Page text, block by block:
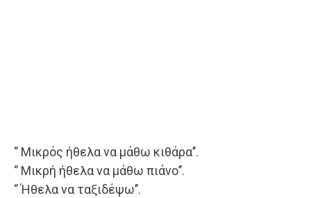
‘’ Μικρός ήθελα να μάθω κιθάρα’’.
‘’ Μικρή ήθελα να μάθω πιάνο’’.
‘’ Ήθελα να ταξιδέψω’’.